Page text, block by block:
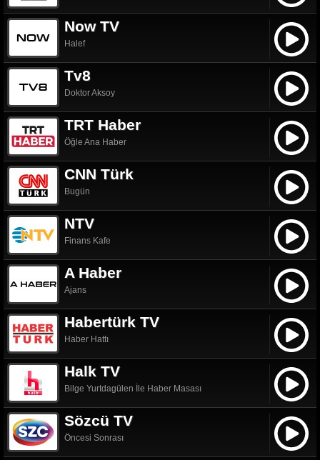
Now TV
Halef
Tv8
Doktor Aksoy
TRT Haber
Öğle Ana Haber
CNN Türk
Bugün
NTV
Finans Kafe
A Haber
Ajans
Habertürk TV
Haber Hattı
Halk TV
Bilge Yurtdagülen İle Haber Masası
Sözcü TV
Öncesi Sonrası